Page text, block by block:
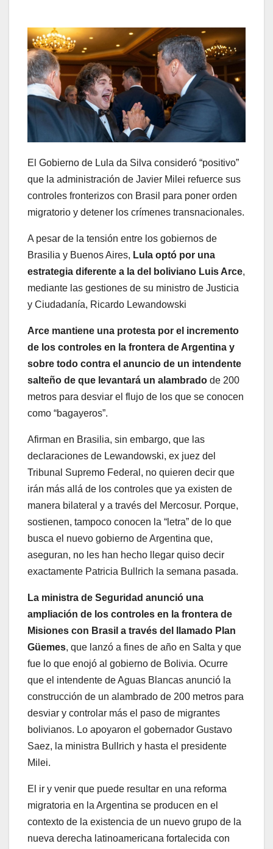
El Gobierno de Lula da Silva consideró “positivo”
que la administración de Javier Milei refuerce sus
controles fronterizos con Brasil para poner orden
migratorio y detener los crímenes transnacionales.
A pesar de la tensión entre los gobiernos de
Brasilia y Buenos Aires, Lula optó por una
estrategia diferente a la del boliviano Luis Arce,
mediante las gestiones de su ministro de Justicia
y Ciudadanía, Ricardo Lewandowski
Arce mantiene una protesta por el incremento
de los controles en la frontera de Argentina y
sobre todo contra el anuncio de un intendente
salteño de que levantará un alambrado de 200
metros para desviar el flujo de los que se conocen
como “bagayeros”.
Afirman en Brasilia, sin embargo, que las
declaraciones de Lewandowski, ex juez del
Tribunal Supremo Federal, no quieren decir que
irán más allá de los controles que ya existen de
manera bilateral y a través del Mercosur. Porque,
sostienen, tampoco conocen la “letra” de lo que
busca el nuevo gobierno de Argentina que,
aseguran, no les han hecho llegar quiso decir
exactamente Patricia Bullrich la semana pasada.
La ministra de Seguridad anunció una
ampliación de los controles en la frontera de
Misiones con Brasil a través del llamado Plan
Güemes, que lanzó a fines de año en Salta y que
fue lo que enojó al gobierno de Bolivia. Ocurre
que el intendente de Aguas Blancas anunció la
construcción de un alambrado de 200 metros para
desviar y controlar más el paso de migrantes
bolivianos. Lo apoyaron el gobernador Gustavo
Saez, la ministra Bullrich y hasta el presidente
Milei.
El ir y venir que puede resultar en una reforma
migratoria en la Argentina se producen en el
contexto de la existencia de un nuevo grupo de la
nueva derecha latinoamericana fortalecida con